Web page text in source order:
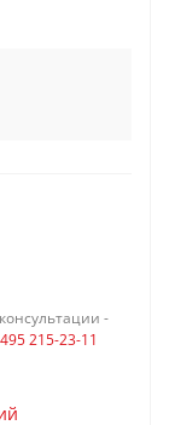
-
215-23-11